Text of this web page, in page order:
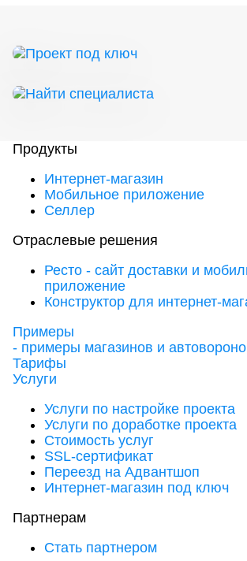
Продукты
Интернет-магазин
Мобильное приложение
Селлер
Отраслевые решения
Ресто - сайт доставки и
приложение
Конструктор для интернет-
Примеры
- примеры магазинов и
Тарифы
Услуги
Услуги по настройке проекта
Услуги по доработке проекта
Стоимость услуг
SSL-сертификат
Переезд на Адвантшоп
Интернет-магазин под ключ
Партнерам
Стать партнером